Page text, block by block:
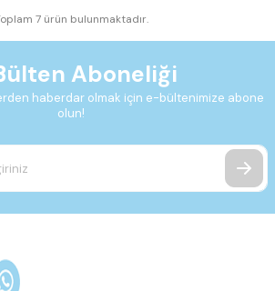
7 ürün bulunmaktadır.
Aboneliği
haberdar olmak için e-bültenimize abone
olun!